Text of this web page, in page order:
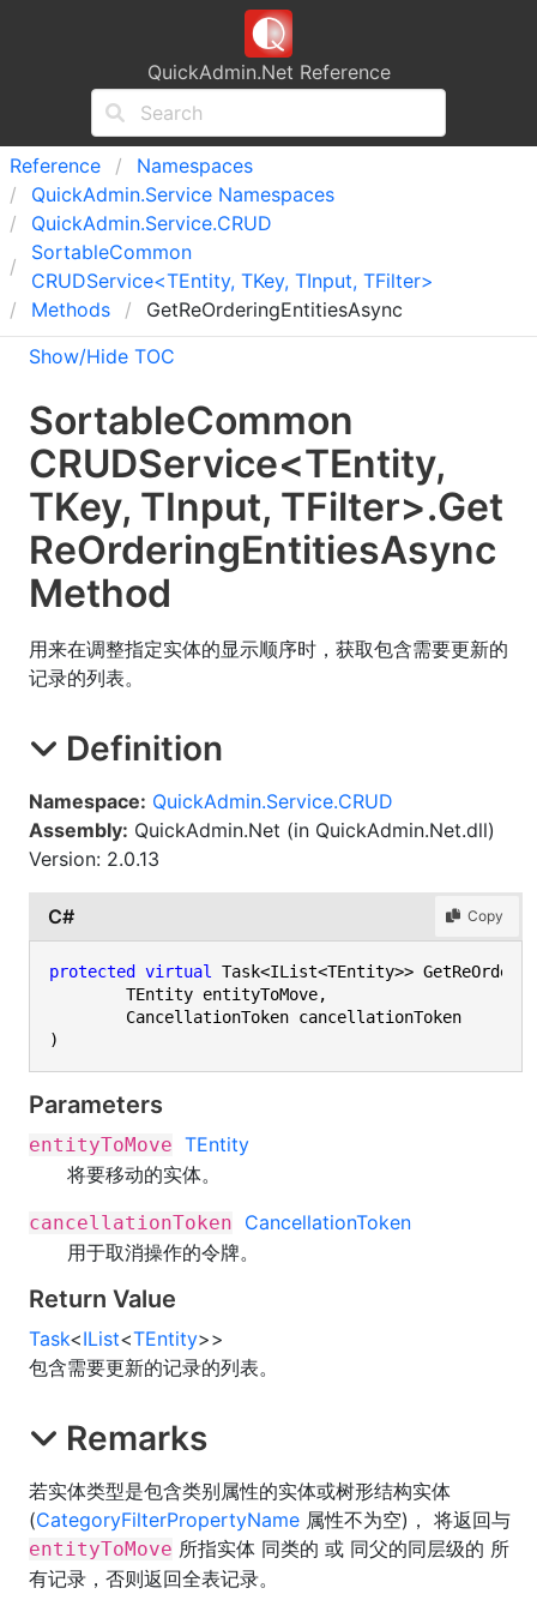
QuickAdmin.Net Reference
Reference
Namespaces
QuickAdmin.Service Namespaces
QuickAdmin.Service.CRUD
SortableCommon
CRUDService<TEntity, TKey, TInput, TFilter>
Methods
GetReOrderingEntitiesAsync
Show/Hide TOC
SortableCommon
CRUDService<TEntity,
TKey, TInput, TFilter>.Get
ReOrderingEntitiesAsync
Method
用来在调整指定实体的显示顺序时，获取包含需要更新的
记录的列表。
Definition
Namespace: QuickAdmin.Service.CRUD
Assembly: QuickAdmin.Net (in QuickAdmin.Net.dll)
Version: 2.0.13
C# Copy
protected virtual Task<IList<TEntity>>
)
Parameters
entityToMove TEntity
将要移动的实体。
cancellationToken
CancellationToken
用于取消操作的令牌。
Return Value
Task<IList<TEntity>>
包含需要更新的记录的列表。
Remarks
若实体类型是包含类别属性的实体或树形结构实体
(CategoryFilterPropertyName 属性不为空)， 将返回与
entityToMove 所指实体 同类的 或 同父的同层级的 所
有记录，否则返回全表记录。